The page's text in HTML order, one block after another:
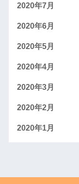
2020年7月
2020年6月
2020年5月
2020年4月
2020年3月
2020年2月
2020年1月